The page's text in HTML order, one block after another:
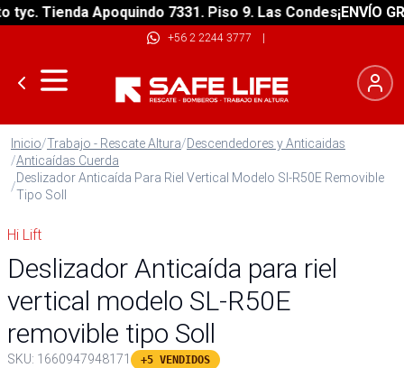
Tienda Apoquindo 7331. Piso 9. Las Condes¡ENVÍO
+56 2 2244 3777 |
Inicio/Trabajo - Rescate Altura/Descendedores y Anticaidas
/Anticaídas Cuerda
/
Deslizador Anticaída Para Riel Vertical Modelo Sl-R50E Removible
Tipo Soll
Hi Lift
Deslizador Anticaída para riel
vertical modelo SL-R50E
removible tipo Soll
SKU: 1660947948171 +5 VENDIDOS